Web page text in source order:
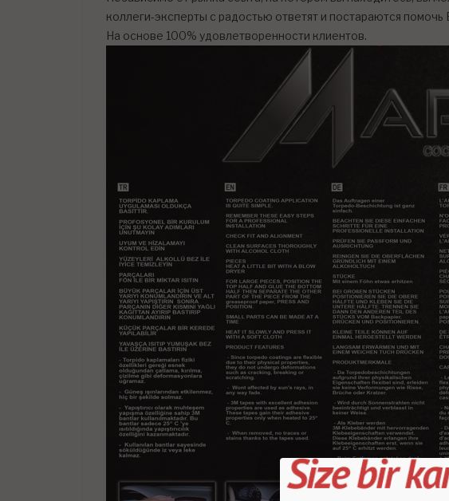
коллеги-эксперты с радостью ответят и постараются
На основе 100% удовлетворенности клиентов.